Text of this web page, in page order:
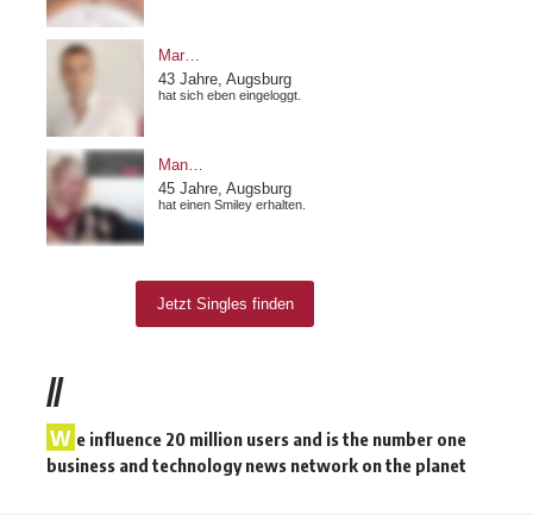
//
W e influence 20 million users and is the number one
business and technology news network on the planet